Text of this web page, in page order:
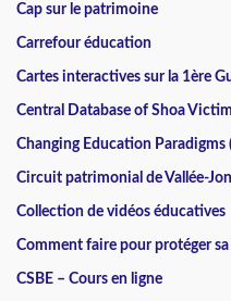
Cap sur le patrimoine
Carrefour éducation
Cartes interactives sur la 1ère
Central Database of Shoa
Changing Education Paradigms
Circuit patrimonial de Vallée-
Collection de vidéos éducatives
Comment faire pour protéger
CSBE – Cours en ligne